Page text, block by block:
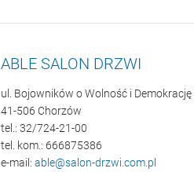
ABLE SALON DRZWI
ul. Bojowników o Wolność i Demokrację
41-506 Chorzów
tel.: 32/724-21-00
tel. kom.: 666875386
e-mail: able@salon-drzwi.com.pl